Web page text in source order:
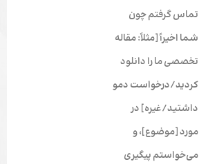
تماس گرفتم چون
شما اخیراً [مثلاً: مقاله
تخصصی ما را دانلود
کردید/درخواست دمو
داشتید/غیره] در
مورد [موضوع]، و
می‌خواستم پیگیری